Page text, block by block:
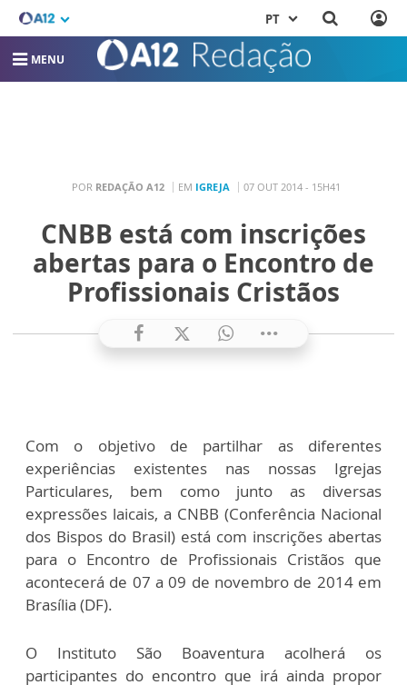
PT
MENU
POR REDAÇÃO A12 EM IGREJA 07 OUT 2014 - 15H41
CNBB está com inscrições
abertas para o Encontro de
Profissionais Cristãos
Com o objetivo de partilhar as diferentes
experiências existentes nas nossas Igrejas
Particulares, bem como junto as diversas
expressões laicais, a CNBB (Conferência Nacional
dos Bispos do Brasil) está com inscrições abertas
para o Encontro de Profissionais Cristãos que
acontecerá de 07 a 09 de novembro de 2014 em
Brasília (DF).
O Instituto São Boaventura acolherá os
participantes do encontro que irá ainda propor